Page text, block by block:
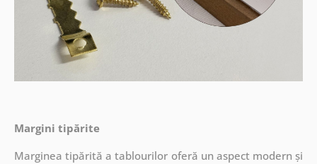
Margini tipărite
Marginea tipărită a tablourilor oferă un aspect modern și